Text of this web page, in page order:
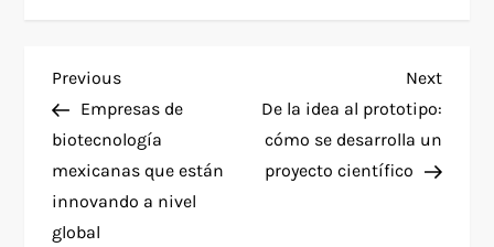
P
o
s
Previous
Post
Previous
Empresas de
biotecnología
mexicanas que están
innovando a nivel
global
Next
Post
Next
De la idea al prototipo:
cómo se desarrolla un
proyecto científico